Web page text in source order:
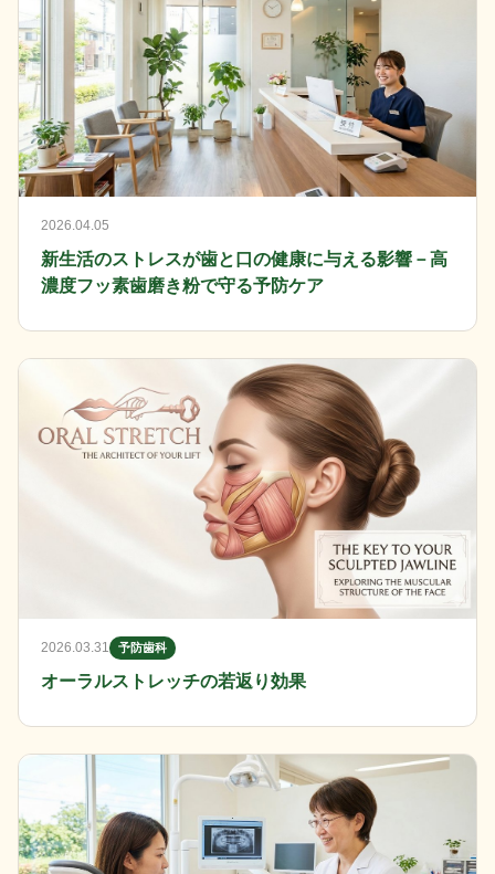
2026.04.05
新生活のストレスが歯と口の健康に与える影響－高
濃度フッ素歯磨き粉で守る予防ケア
2026.03.31 予防歯科
オーラルストレッチの若返り効果